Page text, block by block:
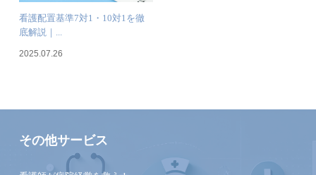
看護配置基準7対1・10対1を徹
底解説｜...
2025.07.26
その他サービス